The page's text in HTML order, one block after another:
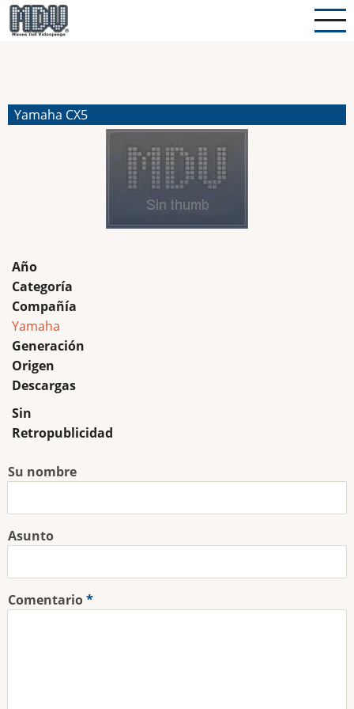
Pasar
al
Yamaha CX5
Año
Categoría
Compañía
Yamaha
Generación
Origen
Descargas
Sin
Retropublicidad
Su nombre
Asunto
Comentario